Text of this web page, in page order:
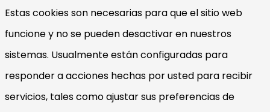
Estas cookies son necesarias para que el sitio web
funcione y no se pueden desactivar en nuestros
sistemas. Usualmente están configuradas para
responder a acciones hechas por usted para recibir
servicios, tales como ajustar sus preferencias de